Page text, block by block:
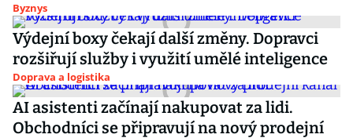
Byznys
Výdejní boxy čekají další změny. Dopravci
rozšiřují služby i využití umělé inteligence
Doprava a logistika
AI asistenti začínají nakupovat za lidi.
Obchodníci se připravují na nový prodejní